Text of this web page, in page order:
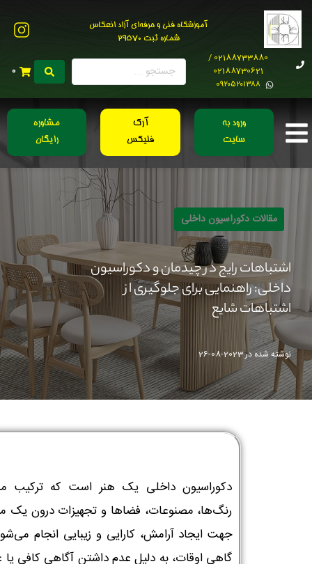
آموزشگاه فنی و حرفه‌ای آزاد انعکاس
شماره ثبت 29570
02188733880 /
02188730621
0۹۲۰۵۲۰۱۳۸۸
0
ورود به
سایت
آرک
فلیکس
مشاوره
رایگان
مقالات دکوراسیون داخلی
اشتباهات رایج در چیدمان و دکوراسیون
داخلی: راهنمایی برای جلوگیری از
اشتباهات شایع
نوشته شده در2023-08-26
دکوراسیون داخلی یک هنر است که ترکیب
رنگ‌ها، مصنوعات، فضاها و تجهیزات درون یک
جهت ایجاد آرامش، کارایی و زیبایی انجام
گاهی اوقات، به دلیل عدم داشتن آگاهی کافی یا